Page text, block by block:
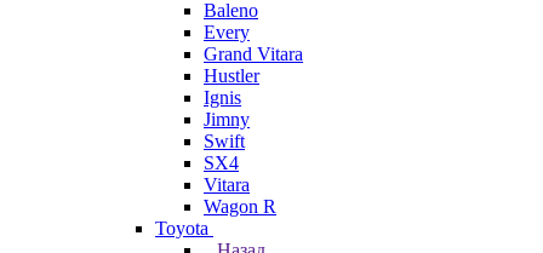
Baleno
Every
Grand Vitara
Hustler
Ignis
Jimny
Swift
SX4
Vitara
Wagon R
Toyota